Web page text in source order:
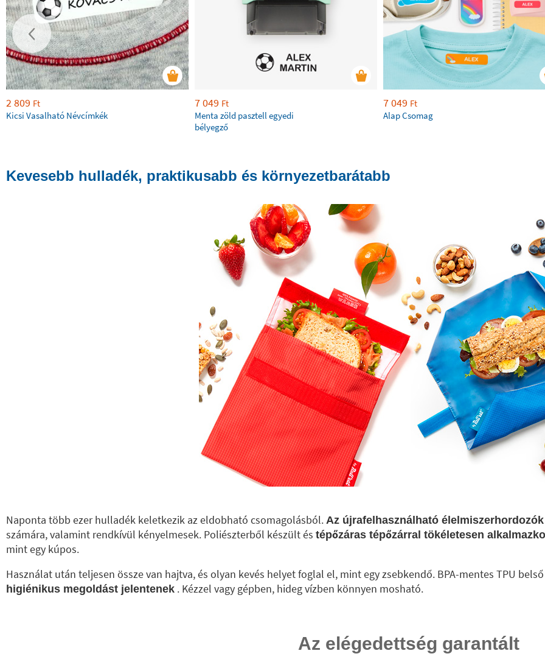
2 809 Ft
Kicsi Vasalható Névcímkék
7 049 Ft
Menta zöld pasztell egyedi
bélyegző
7 049 Ft
Alap Csomag
Kevesebb hulladék, praktikusabb és környezetbarátabb
Naponta több ezer hulladék keletkezik az eldobható csomagolásból. Az újrafelhasználható
számára, valamint rendkívül kényelmesek. Poliészterből készült és tépőzáras tépőzárral tökéletesen
mint egy kúpos.
Használat után teljesen össze van hajtva, és olyan kevés helyet foglal el, mint egy zsebkendő. BPA-mentes TPU
higiénikus megoldást jelentenek . Kézzel vagy gépben, hideg vízben könnyen mosható.
Az elégedettség garantált